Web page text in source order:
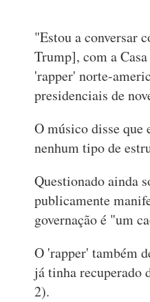
"Estou a conversar
Trump], com a
'rapper' norte-
presidenciais de
O músico disse que
nenhum tipo de
Questionado ainda
publicamente
governação é "um
O 'rapper' também
já tinha recuperado
2).